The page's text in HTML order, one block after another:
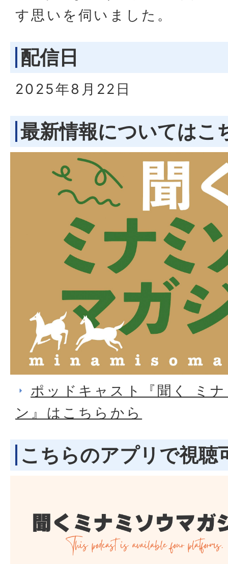
す思いを伺いました。
配信日
2025年8月22日
最新情報についてはこ
ポッドキャスト『聞く ミ
ン』はこちらから
こちらのアプリで視聴